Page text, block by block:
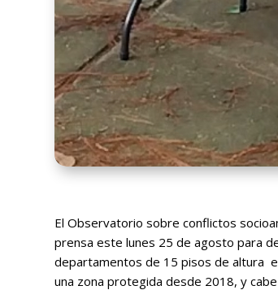
El Observatorio sobre conflictos
prensa este lunes 25 de agosto para
departamentos de 15 pisos de altura
una zona protegida desde 2018, y